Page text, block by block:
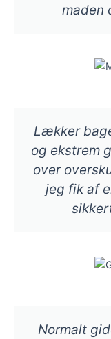
maden
Lækker
og ekstrem
over
jeg fik af
Normalt